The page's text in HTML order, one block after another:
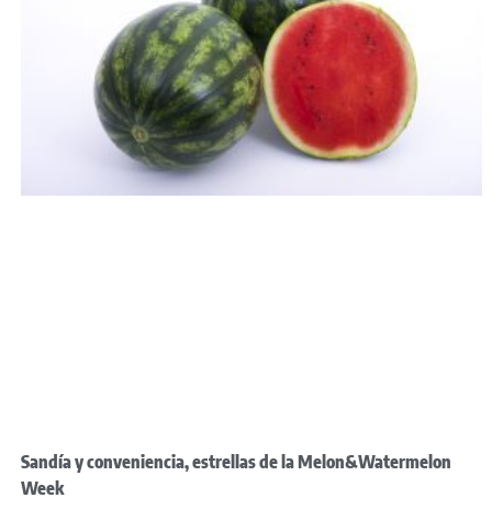
Sandía y conveniencia, estrellas de la Melon&Watermelon
Week